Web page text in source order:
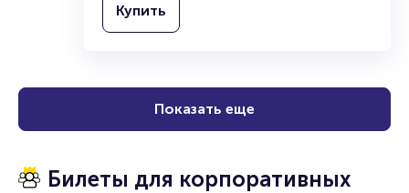
Купить
Показать еще
Билеты для корпоративных